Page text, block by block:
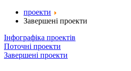
проекти
Завершені проекти
Інфографіка проектів
Поточні проекти
Завершені проекти